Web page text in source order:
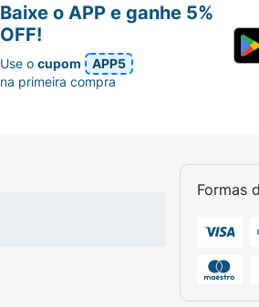
Formas
Baixe o APP e ganhe 5%
OFF!
Use ocupom
APP5
na primeira compra